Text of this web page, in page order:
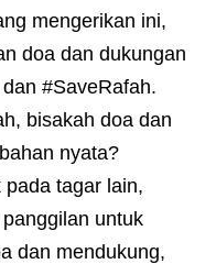
mengerikan ini,
doa dan dukungan
#SaveRafah.
bisakah doa dan
nyata?
tagar lain,
untuk
dan mendukung,